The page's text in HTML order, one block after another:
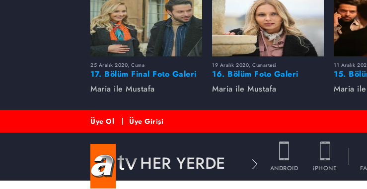
25 Aralık 2020, Cuma
17. Bölüm Final Foto Galeri
Maria ile Mustafa
19 Aralık 2020, Cumartesi
16. Bölüm Foto Galeri
Maria ile Mustafa
11 Aralık
15.
Maria
Üye Ol Üye Girişi
HER YERDE ANDROID iPHONE